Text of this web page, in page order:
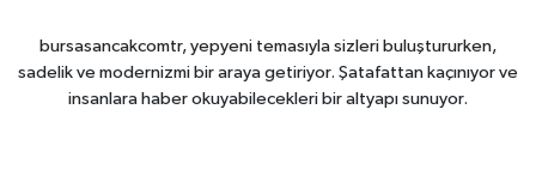
bursasancakcomtr, yepyeni temasıyla sizleri buluştururken,
sadelik ve modernizmi bir araya getiriyor. Şatafattan kaçınıyor ve
insanlara haber okuyabilecekleri bir altyapı sunuyor.